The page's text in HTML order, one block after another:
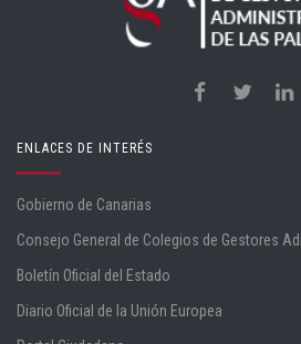
ENLACES DE INTERÉS
Gobierno de Canarias
Consejo General de Colegios de Gestores
Boletín Oficial del Estado
Diario Oficial de la Unión Europea